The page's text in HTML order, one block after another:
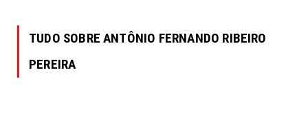
TUDO SOBRE ANTÔNIO FERNANDO RIBEIRO
PEREIRA